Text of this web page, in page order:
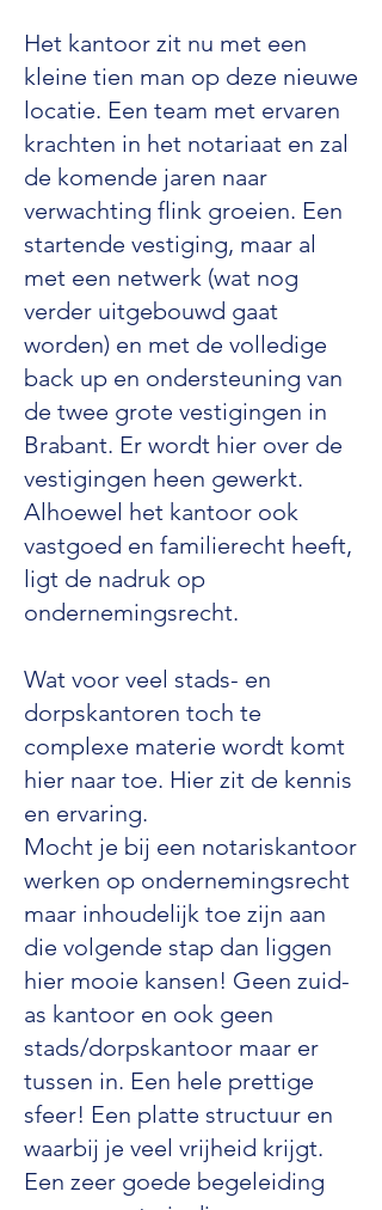
Het kantoor zit nu met een
kleine tien man op deze nieuwe
locatie. Een team met ervaren
krachten in het notariaat en zal
de komende jaren naar
verwachting flink groeien. Een
startende vestiging, maar al
met een netwerk (wat nog
verder uitgebouwd gaat
worden) en met de volledige
back up en ondersteuning van
de twee grote vestigingen in
Brabant. Er wordt hier over de
vestigingen heen gewerkt.
Alhoewel het kantoor ook
vastgoed en familierecht heeft,
ligt de nadruk op
ondernemingsrecht.
Wat voor veel stads- en
dorpskantoren toch te
complexe materie wordt komt
hier naar toe. Hier zit de kennis
en ervaring.
Mocht je bij een notariskantoor
werken op ondernemingsrecht
maar inhoudelijk toe zijn aan
die volgende stap dan liggen
hier mooie kansen! Geen zuid-
as kantoor en ook geen
stads/dorpskantoor maar er
tussen in. Een hele prettige
sfeer! Een platte structuur en
waarbij je veel vrijheid krijgt.
Een zeer goede begeleiding